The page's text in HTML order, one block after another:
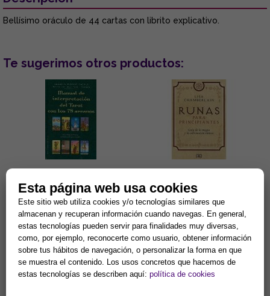
Bellísimo oráculo de 44 cartas con librito explicativo.
Te sugerimos otros productos:
DEL TAROT CON LOS 78
convivencia de la pareja, del
embarazo, de los negocios,
del pleito, de la salud... Éstas...
15,38 €
Comprar
GUÍA DE LA MAGIA Y LA
Lisa Charberlain sigue
ofreciédonos prácticos
manuales para iniciarnos en las
diferentes disciplinas
esotérica...
9,62 €
Comprar
Esta página web usa cookies
Este sitio web utiliza cookies y/o tecnologías similares que
almacenan y recuperan información cuando navegas. En general,
estas tecnologías pueden servir para finalidades muy diversas,
como, por ejemplo, reconocerte como usuario, obtener información
sobre tus hábitos de navegación, o personalizar la forma en que
se muestra el contenido. Los usos concretos que hacemos de
estas tecnologías se describen aquí: política de cookies